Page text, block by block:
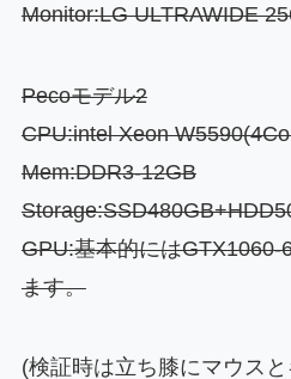
Monitor:LG ULTRAWIDE
Pecoモデル2
CPU:intel Xeon
Mem:DDR3-12GB
GPU:基本的にはGTX1060-
ます。
(検証時は立ち膝にマウス